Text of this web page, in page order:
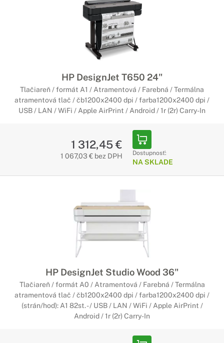
HP DesignJet T650 24"
Tlačiareň / formát A1 / Atramentová / Farebná / Termálna
atramentová tlač / čb1200x2400 dpi / farba1200x2400 dpi /
USB / LAN / WiFi / Apple AirPrint / Android / 1r (2r) Carry-In
1 312,45 €
1 067,03 € bez DPH Dostupnosť:
NA SKLADE
HP DesignJet Studio Wood 36"
Tlačiareň / formát A0 / Atramentová / Farebná / Termálna
atramentová tlač / čb1200x2400 dpi / farba1200x2400 dpi /
(strán/hod): A1 82st. - / USB / LAN / WiFi / Apple AirPrint /
Android / 1r (2r) Carry-In